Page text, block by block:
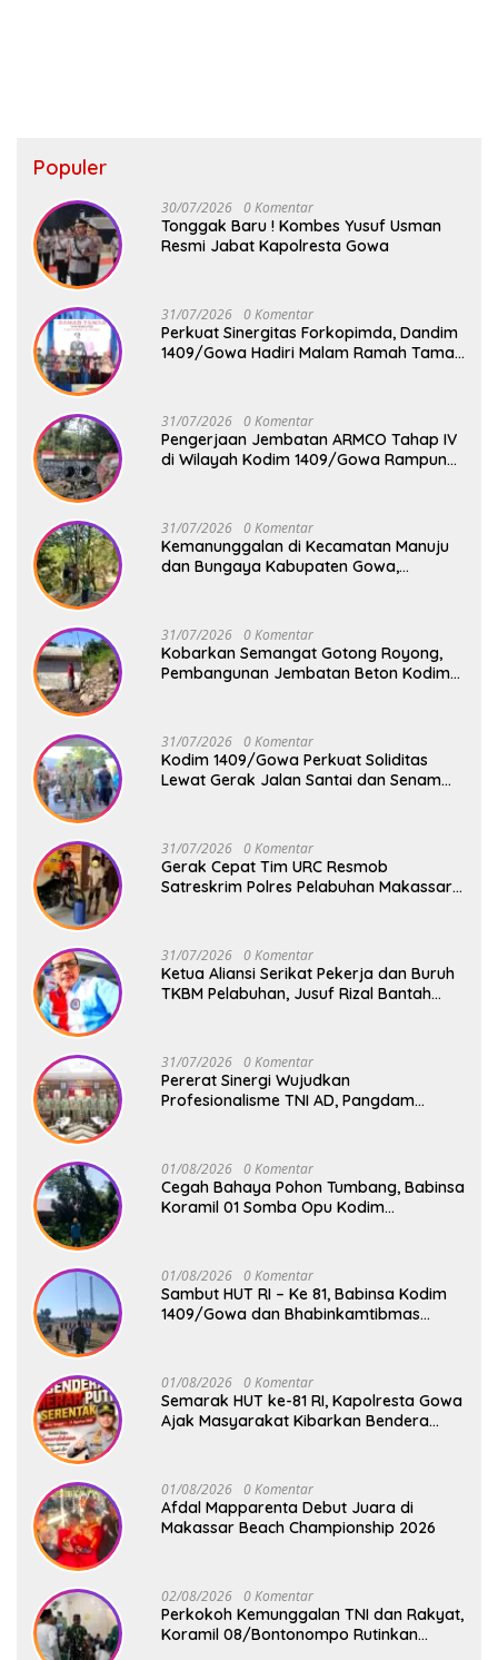
Populer
30/07/2026 0 Komentar
Tonggak Baru ! Kombes Yusuf Usman
Resmi Jabat Kapolresta Gowa
31/07/2026 0 Komentar
Perkuat Sinergitas Forkopimda, Dandim
1409/Gowa Hadiri Malam Ramah Tamah
31/07/2026 0 Komentar
Pengerjaan Jembatan ARMCO Tahap IV
di Wilayah Kodim 1409/Gowa Rampung
31/07/2026 0 Komentar
Kemanunggalan di Kecamatan Manuju
dan Bungaya Kabupaten Gowa,
31/07/2026 0 Komentar
Kobarkan Semangat Gotong Royong,
Pembangunan Jembatan Beton Kodim
31/07/2026 0 Komentar
Kodim 1409/Gowa Perkuat Soliditas
Lewat Gerak Jalan Santai dan Senam
31/07/2026 0 Komentar
Gerak Cepat Tim URC Resmob
Satreskrim Polres Pelabuhan Makassar
31/07/2026 0 Komentar
Ketua Aliansi Serikat Pekerja dan Buruh
TKBM Pelabuhan, Jusuf Rizal Bantah
31/07/2026 0 Komentar
Pererat Sinergi Wujudkan
Profesionalisme TNI AD, Pangdam
01/08/2026 0 Komentar
Cegah Bahaya Pohon Tumbang, Babinsa
Koramil 01 Somba Opu Kodim
Baddo
01/08/2026 0 Komentar
Sambut HUT RI – Ke 81, Babinsa Kodim
1409/Gowa dan Bhabinkamtibmas
01/08/2026 0 Komentar
Semarak HUT ke-81 RI, Kapolresta Gowa
Ajak Masyarakat Kibarkan Bendera
01/08/2026 0 Komentar
Afdal Mapparenta Debut Juara di
Makassar Beach Championship 2026
02/08/2026 0 Komentar
Perkokoh Kemunggalan TNI dan Rakyat,
Koramil 08/Bontonompo Rutinkan